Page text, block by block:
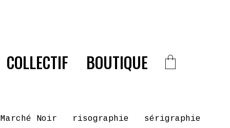
COLLECTIF BOUTIQUE
Noir risographie sérigraphie